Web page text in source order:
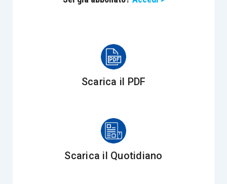
Operazioni sul capitale. Perdite e utili nelle
Il capitale nelle cooperative: funzione.
Modello spa e srl
Capitale variabile e aumento di capitale
Scarica il PDF
Scarica il Quotidiano